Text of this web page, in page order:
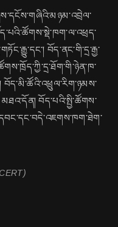
བོད་ནང་གི་དྲ་རྒྱ་
མཐའ་དོན། བོད་པའི་སྤྱི་ཚོགས་